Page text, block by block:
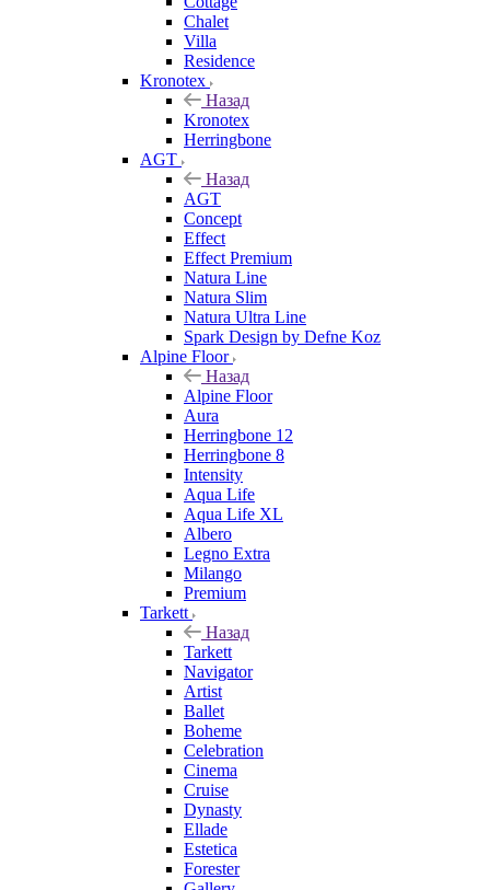
Chalet
Villa
Residence
Kronotex
Назад
Kronotex
Herringbone
AGT
Назад
AGT
Concept
Effect
Effect Premium
Natura Line
Natura Slim
Natura Ultra Line
Spark Design by Defne Koz
Alpine Floor
Назад
Alpine Floor
Aura
Herringbone 12
Herringbone 8
Intensity
Aqua Life
Aqua Life XL
Albero
Legno Extra
Milango
Premium
Tarkett
Назад
Tarkett
Navigator
Artist
Ballet
Boheme
Celebration
Cinema
Cruise
Dynasty
Ellade
Estetica
Forester